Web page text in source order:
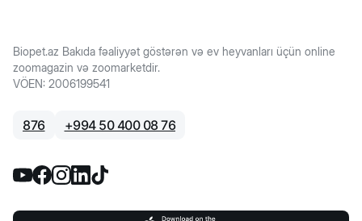
Biopet.az Bakıda fəaliyyət göstərən və ev heyvanları üçün online
zoomagazin və zoomarketdir.
VÖEN: 2006199541
876 +994 50 400 08 76